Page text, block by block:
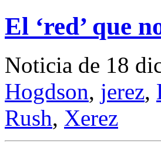
El ‘red’ que
Noticia de 18
Hogdson, jerez,
Rush, Xerez